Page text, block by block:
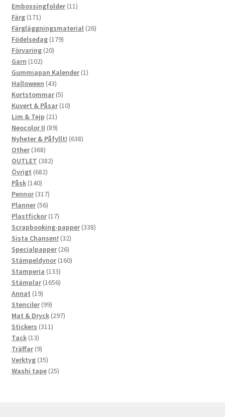
produkter
Embossingfolder 1111
Färg 171171
produkter
Färgläggningsmaterial 2626
Födelsedag 179179
Förvaring 2020
Garn 102102
produkter
Gummiapan Kalender 11
Halloween 4343
produkter
Kortstommar 55
produkter
Kuvert & Påsar 1010
Lim & Tejp 2121
produkter
Neocolor II 8989
produkter
Nyheter & Påfyllt! 638638
Other 368368
produkter
OUTLET 382382
Övrigt 682682
Påsk 140140
produkter
Pennor 317317
produkter
Planner 5656
produkter
Plastfickor 1717
produkter
Scrapbooking-papper 338338
Sista Chansen! 3232
produkter
Specialpapper 2626
produkter
Stämpeldynor 160160
Stamperia 133133
produkter
Stämplar 16561656
Annat 1919
produkter
Stenciler 9999
produkter
Mat & Dryck 297297
Stickers 311311
Tack 1313
produkter
Träffar 99
produkter
Verktyg 3535
produkter
Washi tape 2525